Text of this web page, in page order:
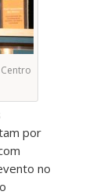
por
no